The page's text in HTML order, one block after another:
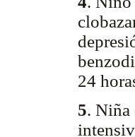
24
5. Niña